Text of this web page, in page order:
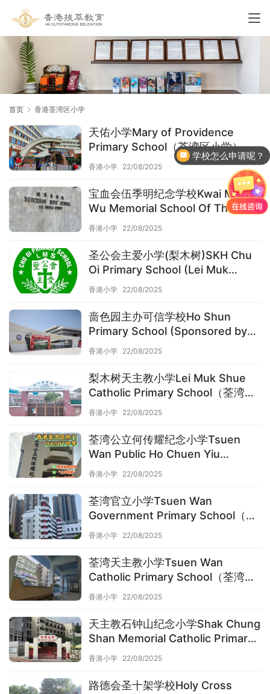
首页 香港荃湾区小学
天佑小学Mary of Providence
Primary School（荃湾区小学）
香港小学 22/08/2025
宝血会伍季明纪念学校Kwai Ming
Wu Memorial School Of The
Precious Blood（荃湾区小学）
香港小学 22/08/2025
圣公会主爱小学(梨木树)SKH Chu
Oi Primary School (Lei Muk
Shue)（荃湾区小学）
香港小学 22/08/2025
啬色园主办可信学校Ho Shun
Primary School (Sponsored by
Sik Sik Yuen)（荃湾区小学）
香港小学 22/08/2025
梨木树天主教小学Lei Muk Shue
Catholic Primary School（荃湾区
小学）
香港小学 22/08/2025
荃湾公立何传耀纪念小学Tsuen
Wan Public Ho Chuen Yiu
Memorial Primary School（荃湾区
香港小学 22/08/2025
荃湾官立小学Tsuen Wan
Government Primary School（荃
湾区小学）
香港小学 22/08/2025
荃湾天主教小学Tsuen Wan
Catholic Primary School（荃湾区
小学）
香港小学 22/08/2025
天主教石钟山纪念小学Shak Chung
Shan Memorial Catholic Primary
School（荃湾区小学）
香港小学 22/08/2025
路德会圣十架学校Holy Cross
学校怎么申请呢？